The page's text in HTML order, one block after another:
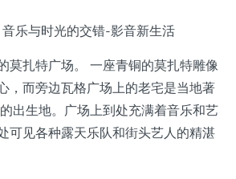
莫扎特广场。 一座青铜的莫扎特雕像
，而旁边瓦格广场上的老宅是当地著
出生地。广场上到处充满着音乐和艺
可见各种露天乐队和街头艺人的精湛